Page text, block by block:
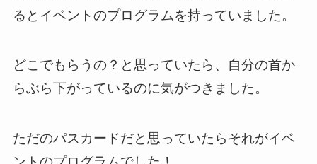
るとイベントのプログラムを持っていました。
どこでもらうの？と思っていたら、自分の首か
らぶら下がっているのに気がつきました。
ただのパスカードだと思っていたらそれがイベ